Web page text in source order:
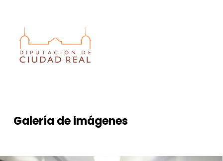
Galería deimágenes